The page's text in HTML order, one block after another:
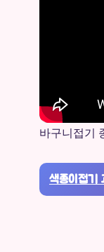
바구니접기
색종이접기